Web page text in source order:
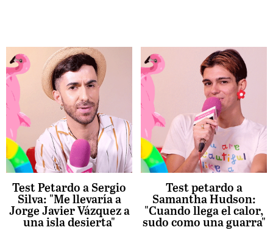
Test Petardo a Sergio
Silva: "Me llevaría a
Jorge Javier Vázquez a
una isla desierta"
Test petardo a
Samantha Hudson:
"Cuando llega el calor,
sudo como una guarra"